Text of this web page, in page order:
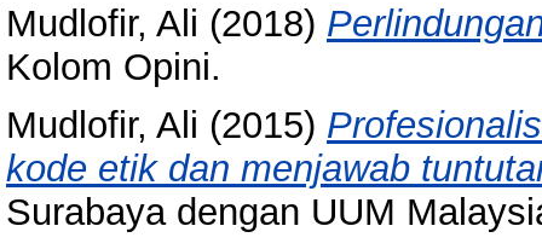
Mudlofir, Ali (2018)
Kolom Opini.
Mudlofir, Ali (2015)
kode etik dan menjawab
Surabaya dengan UUM